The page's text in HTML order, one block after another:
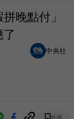
晚點付」
中央社
收藏